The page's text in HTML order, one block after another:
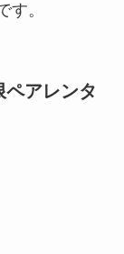
す。
ペアレンタ